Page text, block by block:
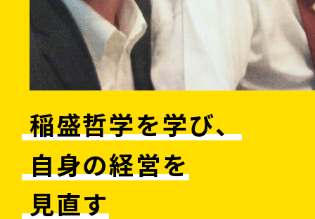
稲盛哲学を学び、
自身の経営を
見直す